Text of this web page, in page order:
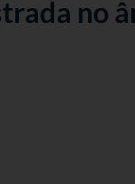
no